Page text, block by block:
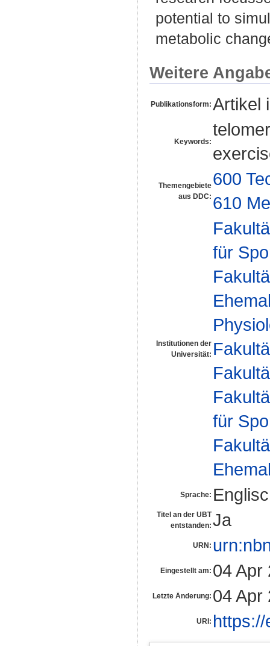
potential to
metabolic
Weitere
Publikationsform: Artikel
Keywords:
Themengebiete
aus DDC:
600
610
Institutionen der
Universität:
für
für
Sprache:
Titel an der UBT
entstanden: Ja
URN:
Eingestellt am: 04 Apr
Letzte Änderung: 04 Apr
URI: